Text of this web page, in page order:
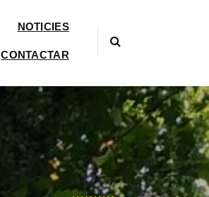
NOTICIES
CONTACTAR